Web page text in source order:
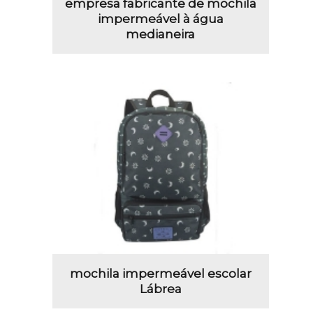
empresa fabricante de mochila
impermeável à água
medianeira
mochila impermeável escolar
Lábrea